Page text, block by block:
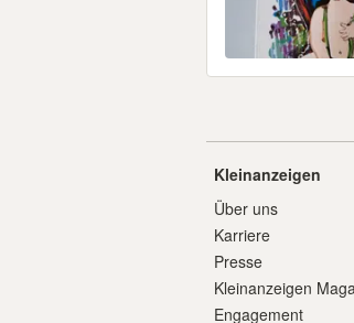
Kleinanzeigen
Über uns
Karriere
Presse
Kleinanzeigen
Engagement